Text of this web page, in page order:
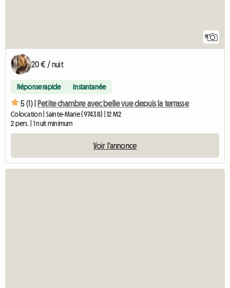
9
20 € / nuit
Réponse rapide Instantanée
5 (1) | Petite chambre avec belle vue depuis la terrasse
Colocation | Sainte-Marie (97438) | 12 M2
2 pers. | 1 nuit minimum
Voir l'annonce